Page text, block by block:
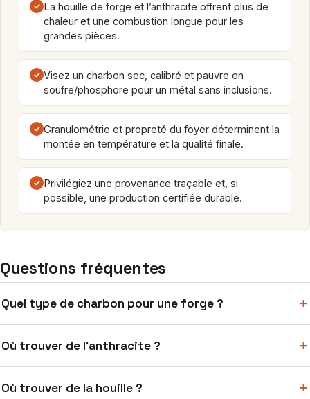
✓ La houille de forge et l’anthracite offrent plus de
chaleur et une combustion longue pour les
grandes pièces.
✓ Visez un charbon sec, calibré et pauvre en
soufre/phosphore pour un métal sans inclusions.
✓ Granulométrie et propreté du foyer déterminent la
montée en température et la qualité finale.
✓ Privilégiez une provenance traçable et, si
possible, une production certifiée durable.
Questions fréquentes
Quel type de charbon pour une forge ? +
Où trouver de l’anthracite ? +
Où trouver de la houille ? +